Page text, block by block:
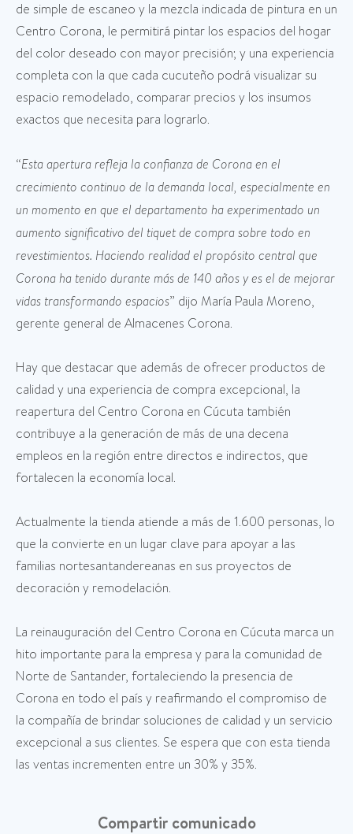
de simple de escaneo y la mezcla indicada de pintura en un
Centro Corona, le permitirá pintar los espacios del hogar
del color deseado con mayor precisión; y una experiencia
completa con la que cada cucuteño podrá visualizar su
espacio remodelado, comparar precios y los insumos
exactos que necesita para lograrlo.
“Esta apertura refleja la confianza de Corona en el
crecimiento continuo de la demanda local, especialmente en
un momento en que el departamento ha experimentado un
aumento significativo del tiquet de compra sobre todo en
revestimientos. Haciendo realidad el propósito central que
Corona ha tenido durante más de 140 años y es el de mejorar
vidas transformando espacios” dijo María Paula Moreno,
gerente general de Almacenes Corona.
Hay que destacar que además de ofrecer productos de
calidad y una experiencia de compra excepcional, la
reapertura del Centro Corona en Cúcuta también
contribuye a la generación de más de una decena
empleos en la región entre directos e indirectos, que
fortalecen la economía local.
Actualmente la tienda atiende a más de 1.600 personas, lo
que la convierte en un lugar clave para apoyar a las
familias nortesantandereanas en sus proyectos de
decoración y remodelación.
La reinauguración del Centro Corona en Cúcuta marca un
hito importante para la empresa y para la comunidad de
Norte de Santander, fortaleciendo la presencia de
Corona en todo el país y reafirmando el compromiso de
la compañía de brindar soluciones de calidad y un servicio
excepcional a sus clientes. Se espera que con esta tienda
las ventas incrementen entre un 30% y 35%.
Compartir comunicado